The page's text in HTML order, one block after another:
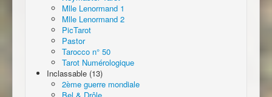
Mlle Lenormand 1
Mlle Lenormand 2
PicTarot
Pastor
Tarocco n° 50
Tarot Numérologique
Inclassable (13)
2ème guerre mondiale